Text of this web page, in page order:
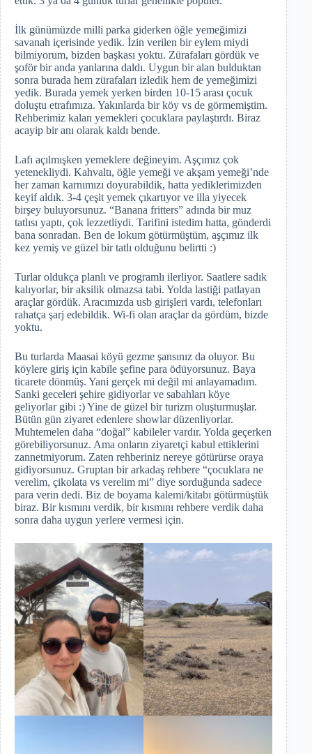
İlk günümüzde milli parka giderken öğle yemeğimizi
savanah içerisinde yedik. İzin verilen bir eylem miydi
bilmiyorum, bizden başkası yoktu. Zürafaları gördük ve
şoför bir anda yanlarına daldı. Uygun bir alan bulduktan
sonra burada hem zürafaları izledik hem de yemeğimizi
yedik. Burada yemek yerken birden 10-15 arası çocuk
doluştu etrafımıza. Yakınlarda bir köy vs de görmemiştim.
Rehberimiz kalan yemekleri çocuklara paylaştırdı. Biraz
acayip bir anı olarak kaldı bende.
Lafı açılmışken yemeklere değineyim. Aşçımız çok
yetenekliydi. Kahvaltı, öğle yemeği ve akşam yemeği’nde
her zaman karnımızı doyurabildik, hatta yediklerimizden
keyif aldık. 3-4 çeşit yemek çıkartıyor ve illa yiyecek
birşey buluyorsunuz. “Banana fritters” adında bir muz
tatlısı yaptı, çok lezzetliydi. Tarifini istedim hatta, gönderdi
bana sonradan. Ben de lokum götürmüştüm, aşçımız ilk
kez yemiş ve güzel bir tatlı olduğunu belirtti :)
Turlar oldukça planlı ve programlı ilerliyor. Saatlere sadık
kalıyorlar, bir aksilik olmazsa tabi. Yolda lastiği patlayan
araçlar gördük. Aracımızda usb girişleri vardı, telefonları
rahatça şarj edebildik. Wi-fi olan araçlar da gördüm, bizde
yoktu.
Bu turlarda Maasai köyü gezme şansınız da oluyor. Bu
köylere giriş için kabile şefine para ödüyorsunuz. Baya
ticarete dönmüş. Yani gerçek mi değil mi anlayamadım.
Sanki geceleri şehire gidiyorlar ve sabahları köye
geliyorlar gibi :) Yine de güzel bir turizm oluşturmuşlar.
Bütün gün ziyaret edenlere showlar düzenliyorlar.
Muhtemelen daha “doğal” kabileler vardır. Yolda geçerken
görebiliyorsunuz. Ama onların ziyaretçi kabul ettiklerini
zannetmiyorum. Zaten rehberiniz nereye götürürse oraya
gidiyorsunuz. Gruptan bir arkadaş rehbere “çocuklara ne
verelim, çikolata vs verelim mi” diye sorduğunda sadece
para verin dedi. Biz de boyama kalemi/kitabı götürmüştük
biraz. Bir kısmını verdik, bir kısmını rehbere verdik daha
sonra daha uygun yerlere vermesi için.